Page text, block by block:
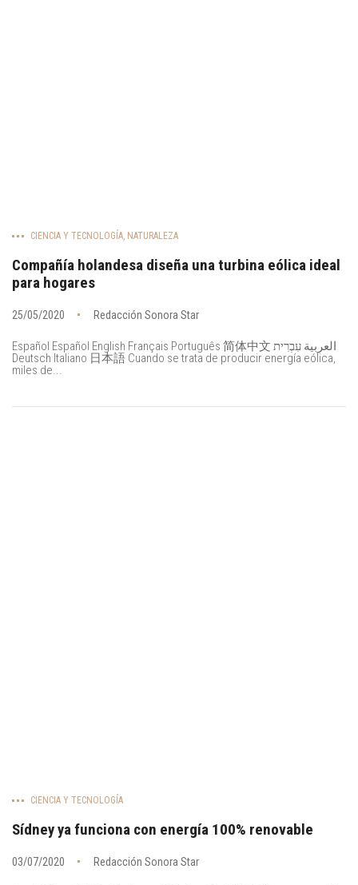
CIENCIA Y TECNOLOGÍA, NATURALEZA
Compañía holandesa diseña una turbina eólica ideal
para hogares
25/05/2020 Redacción Sonora Star
Español Español English Français Português 简体中文 العربية עִבְרִית
Deutsch Italiano 日本語 Cuando se trata de producir energía eólica,
miles de...
CIENCIA Y TECNOLOGÍA
Sídney ya funciona con energía 100% renovable
03/07/2020 Redacción Sonora Star